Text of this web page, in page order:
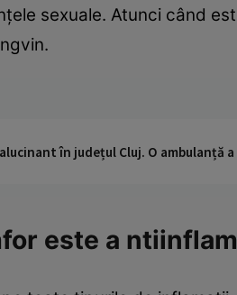
sexuale. Atunci când
în județul Cluj. O ambulanță
este a